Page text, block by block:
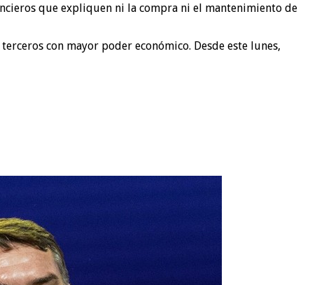
que expliquen ni la compra ni el mantenimiento de
con mayor poder económico. Desde este lunes,